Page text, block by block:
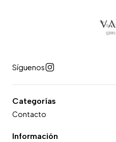
Síguenos
Categorías
Contacto
Información